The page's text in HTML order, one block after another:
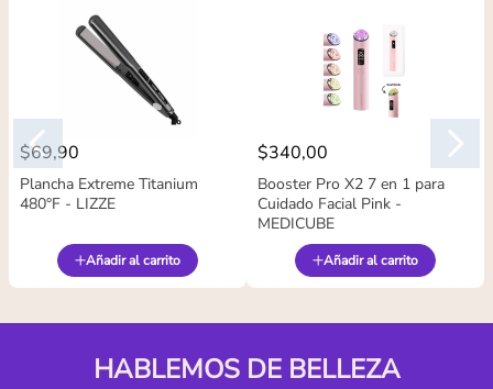
$69,90
Plancha Extreme Titanium
480°F - LIZZE
Añadir al carrito
$340,00
Booster Pro X2 7 en 1 para
Cuidado Facial Pink -
MEDICUBE
Añadir al carrito
HABLEMOS DE BELLEZA